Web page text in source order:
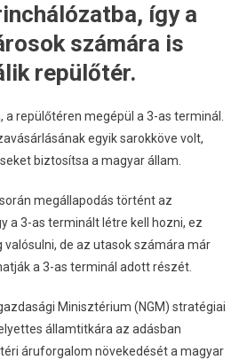
így a
számára is
repülőtér.
repülőtéren megépül a 3-as terminál.
egyik sarokköve volt,
biztosítsa a magyar állam.
megállapodás történt az
a 3-as terminált létre kell hozni, ez
valósulni, de az utasok számára már
a 3-as terminál adott részét.
Minisztérium (NGM) stratégiai
államtitkára az adásban
áruforgalom növekedését a magyar